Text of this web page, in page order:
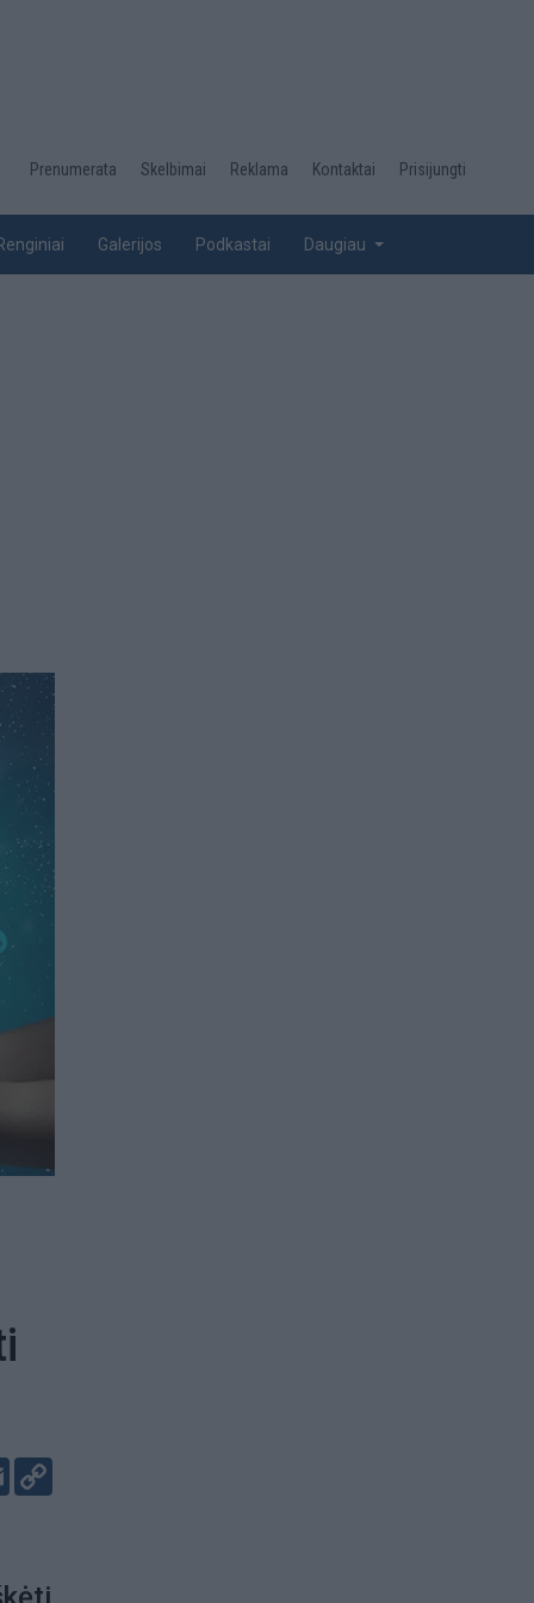
Desktop
top
Prenumerata Skelbimai Reklama Kontaktai Prisijungti
Galerijos Podkastai Daugiau
Email